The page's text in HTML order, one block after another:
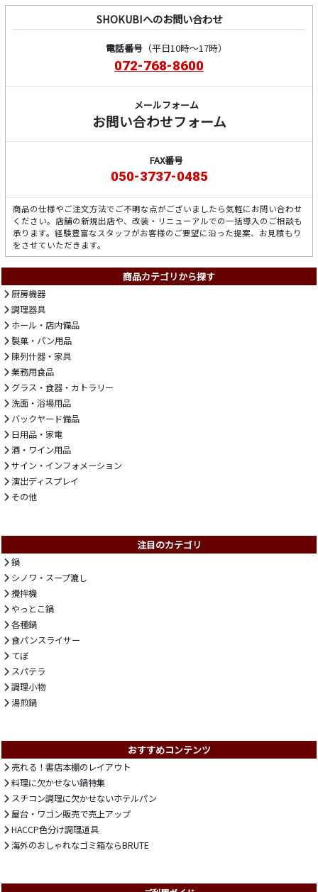
SHOKUBIへのお問い合わせ
電話番号（平日10時～17時）
072-768-8600
メールフォーム
お問い合わせフォーム
FAX番号
050-3737-0485
商品の仕様やご注文方法でご不明な点がございましたら気軽にお問い合わせ
ください。店舗の新規出店や、改装・リニューアルでの一括導入のご相談も
承ります。経験豊富なスタッフがお客様のご要望に沿った提案、お見積もり
をさせていただきます。
商品カテゴリから探す
厨房機器
調理器具
ホール・店内備品
製菓・パン用品
陳列什器・家具
業務用食品
グラス・食器・カトラリー
洗面・浴場用品
バックヤード備品
日用品・家電
酒・ワイン用品
サイン・インフォメーション
演出ディスプレイ
その他
注目のカテゴリ
鍋
シノワ・スープ漉し
攪拌機
やっとこ鍋
各種鍋
食パンスライサー
てぼ
スパテラ
調理小物
湯煎鍋
おすすめコンテンツ
売れる！書店本棚のレイアウト
料理に欠かせない鍋特集
スチコン調理に欠かせないホテルパン
屋台・ワゴン販売で売上アップ
HACCP色分け調理道具
海外のおしゃれなゴミ箱ならBRUTE